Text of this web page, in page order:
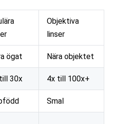
Objektiva
linser
ögat Nära objektet
30x 4x till 100x+
Smal